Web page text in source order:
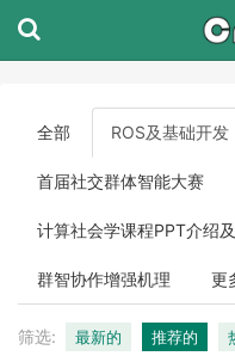
全部 ROS及基础开发
首届社交群体智能大赛
计算社会学课程PPT介绍
群智协作增强机理 更
筛选: 最新的 推荐的